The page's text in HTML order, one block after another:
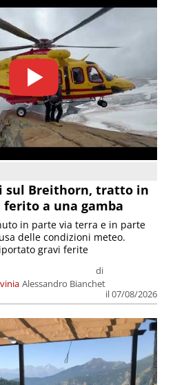
sul Breithorn, tratto in
a una gamba
di
Alessandro Bianchet
il 07/08/2026
in parte via terra e in parte
delle condizioni meteo.
gravi ferite